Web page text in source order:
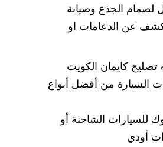
لصمام الجذع وصيانة
عن الدعامات او
كايمان الكويت
السيارة من أفضل أنواع
للسيارات الشاحنة أو
أودي